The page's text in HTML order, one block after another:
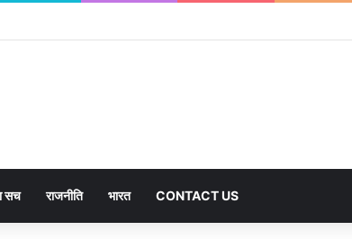
सच राजनीति भारत CONTACT US